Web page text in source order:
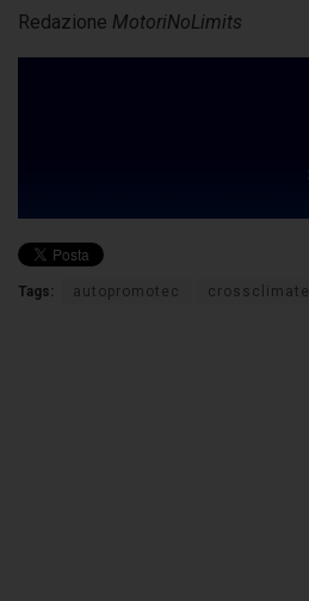
Redazione MotoriNoLimits
Tags: autopromotec crossclimate